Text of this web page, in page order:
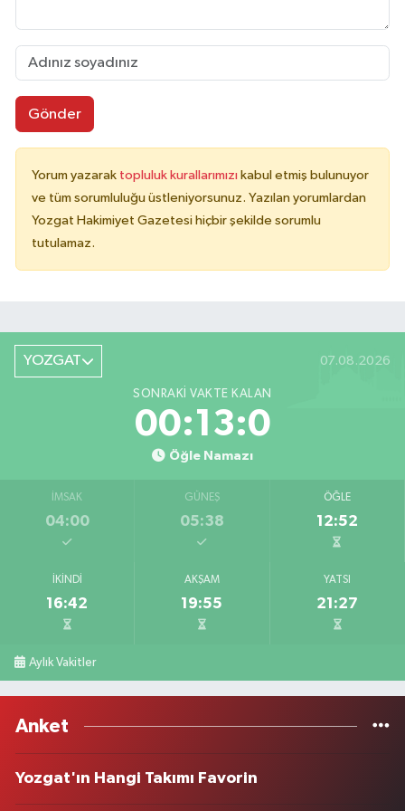
Gönder
Yorum yazarak topluluk kurallarımızı kabul etmiş bulunuyor
ve tüm sorumluluğu üstleniyorsunuz. Yazılan yorumlardan
Yozgat Hakimiyet Gazetesi hiçbir şekilde sorumlu
tutulamaz.
YOZGAT 07.08.2026
SONRAKI VAKTE KALAN
00:13:0
Öğle Namazı
İMSAK
04:00
GÜNEŞ
05:38
ÖĞLE
12:52
İKINDI
16:42
AKŞAM
19:55
YATSI
21:27
Aylık Vakitler
Anket
Yozgat'ın Hangi Takımı Favorin